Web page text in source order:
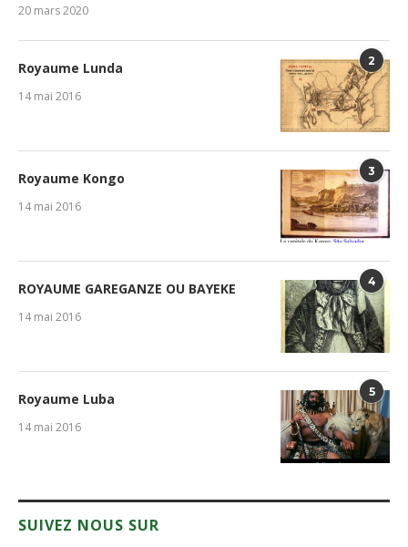
20 mars 2020
2
Royaume Lunda
14 mai 2016
3
Royaume Kongo
14 mai 2016
4
ROYAUME GAREGANZE OU BAYEKE
14 mai 2016
5
Royaume Luba
14 mai 2016
SUIVEZ NOUS SUR